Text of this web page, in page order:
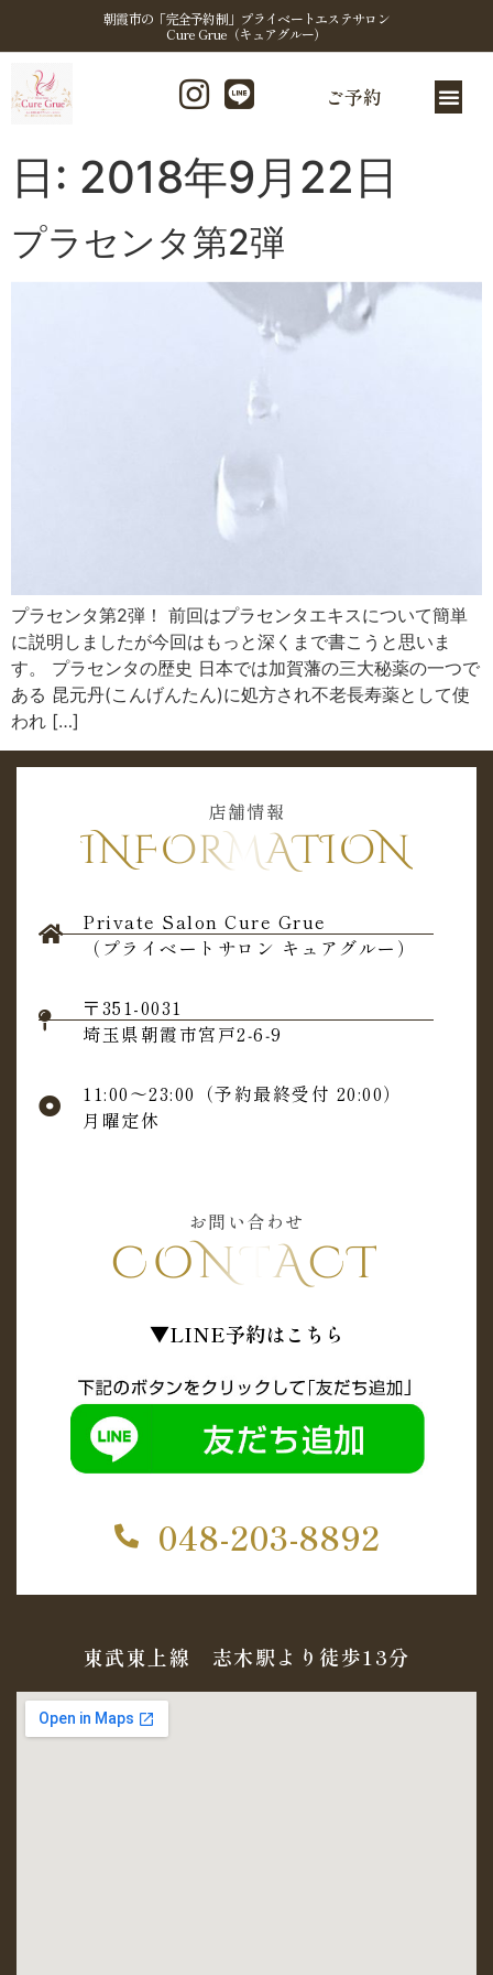
朝霞市の「完全予約制」プライベートエステサロン
Cure Grue（キュアグルー）
ご予約
日: 2018年9月22日
プラセンタ第2弾
プラセンタ第2弾！ 前回はプラセンタエキスについて簡単
に説明しましたが今回はもっと深くまで書こうと思いま
す。 プラセンタの歴史 日本では加賀藩の三大秘薬の一つで
ある 昆元丹(こんげんたん)に処方され不老長寿薬として使
われ […]
店舗情報
INFORMATION
Private Salon Cure Grue
（プライベートサロン キュアグルー）
〒351-0031
埼玉県朝霞市宮戸2‐6‐9
11:00～23:00（予約最終受付 20:00）
月曜定休
お問い合わせ
CONTACT
▼LINE予約はこちら
048-203-8892
東武東上線 志木駅より徒歩13分